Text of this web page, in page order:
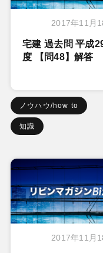
2017年11月
宅建 過去問 平成
度 【問48】解答
ノウハウ/how to
知識
2017年11月